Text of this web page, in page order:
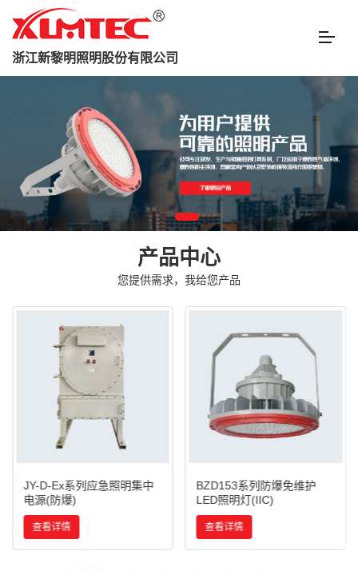
浙江新黎明照明股份有限公司
产品中心
您提供需求，我给您产品
JY-D-Ex系列应急照明集中
电源(防爆)
查看详情
BZD153系列防爆免维护
LED照明灯(IIC)
查看详情